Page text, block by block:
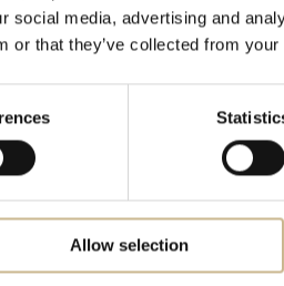
social media, advertising and
or that they’ve collected from
Allow selection